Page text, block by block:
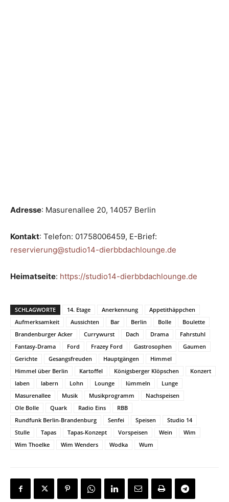
Adresse: Masurenallee 20, 14057 Berlin
Kontakt: Telefon: 01758006459, E-Brief:
reservierung@studio14-dierbbdachlounge.de
Heimatseite: https://studio14-dierbbdachlounge.de
SCHLAGWORTE 14. Etage Anerkennung
Appetithäppchen
Aufmerksamkeit
Aussichten Bar Berlin Bolle
Boulette
Brandenburger Acker
Currywurst Dach Drama
Fahrstuhl
Fantasy-Drama
Ford Frazey Ford Gastrosophen
Gaumen
Gerichte
Gesangsfreuden Hauptgängen
Himmel
Himmel über Berlin
Kartoffel Königsberger Klöpschen
Konzert
laben
labern Lohn Lounge lümmeln
Lunge
Masurenallee
Musik Musikprogramm
Nachspeisen
Ole Bolle
Quark Radio Eins
RBB
Rundfunk Berlin-Brandenburg
Senfei Speisen
Studio 14
Stulle
Tapas Tapas-Konzept Vorspeisen Wein
Wim
Wim Thoelke
Wim Wenders Wodka Wum